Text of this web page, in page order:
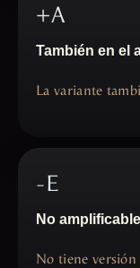
+A
También en el
La variante
-E
No amplificable
No tiene versión